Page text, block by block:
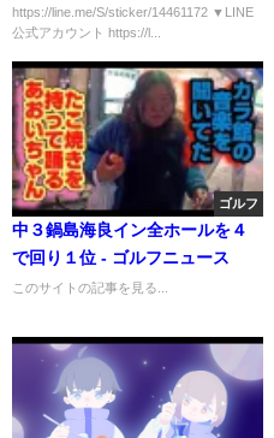
https://line.me/S/sticker/14461172 ▼LINE
公式アカウント https://l...
ゴルフ
中３鍋島海良イン全ホールを４
で回り１位 - ゴルフニュース
このサイトの記事を見る...